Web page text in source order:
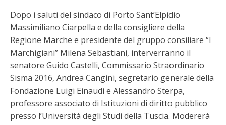
Dopo i saluti del sindaco di Porto Sant’Elpidio
Massimiliano Ciarpella e della consigliere della
Regione Marche e presidente del gruppo consiliare “I
Marchigiani” Milena Sebastiani, interverranno il
senatore Guido Castelli, Commissario Straordinario
Sisma 2016, Andrea Cangini, segretario generale della
Fondazione Luigi Einaudi e Alessandro Sterpa,
professore associato di Istituzioni di diritto pubblico
presso l’Università degli Studi della Tuscia. Modererà